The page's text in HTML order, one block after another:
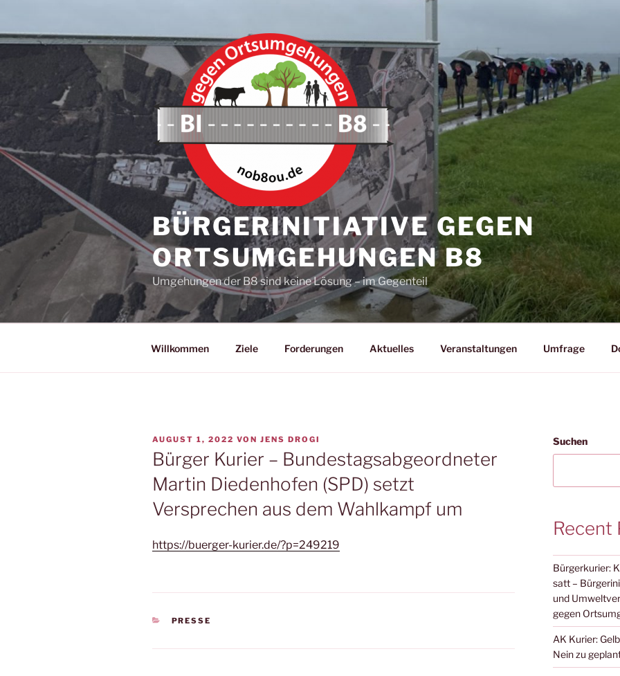
springen
BÜRGERINITIATIVE GEGEN
ORTSUMGEHUNGEN B8
Umgehungen der B8 sind keine Lösung – im Gegenteil
Willkommen Ziele Forderungen Aktuelles Veranstaltungen Umfrage
VERÖFFENTLICHT
AM
AUGUST 1, 2022 VON JENS DROGI
Bürger Kurier – Bundestagsabgeordneter
Martin Diedenhofen (SPD) setzt
Versprechen aus dem Wahlkampf um
https://buerger-kurier.de/?p=249219
KATEGORIEN
PRESSE
Suchen
Recent
Bürgerkurier:
satt –
und
gegen
AK Kurier:
Nein zu